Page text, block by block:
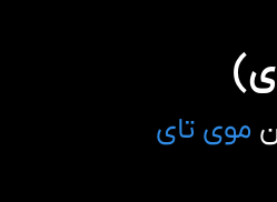
موی تای